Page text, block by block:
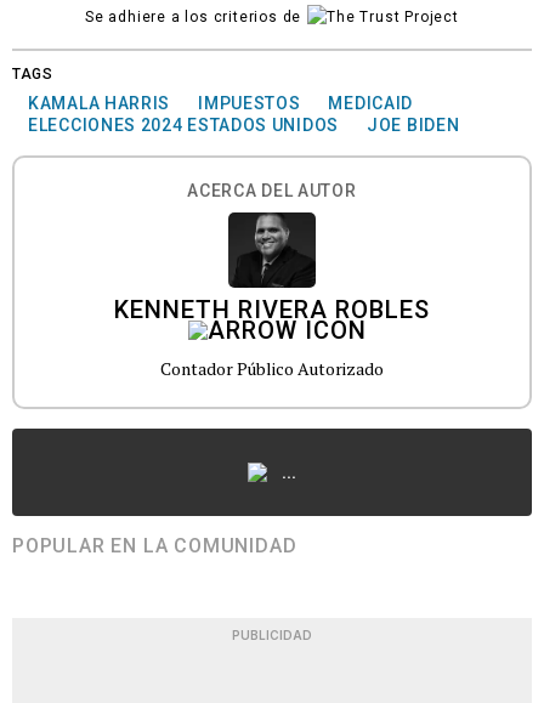
Se adhiere a los criterios de
TAGS
KAMALA HARRIS IMPUESTOS
MEDICAID
ELECCIONES 2024 ESTADOS UNIDOS
JOE BIDEN
ACERCA DEL AUTOR
KENNETH RIVERA ROBLES
Contador Público Autorizado
...
POPULAR EN LA COMUNIDAD
PUBLICIDAD